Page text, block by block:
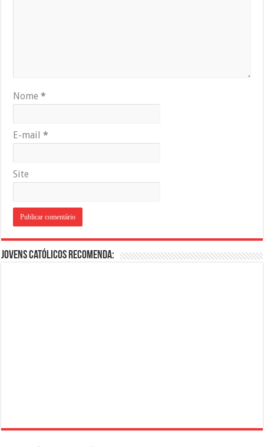
Nome*
E-mail*
Site
Jovens Católicos Recomenda: